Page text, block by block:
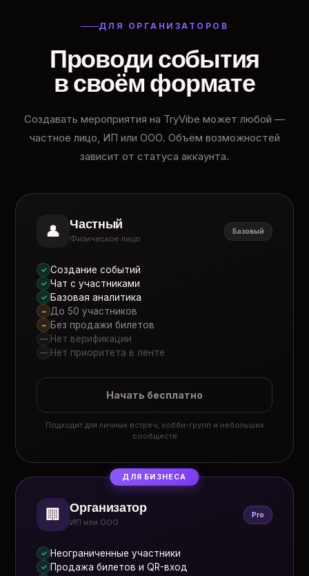
ДЛЯ ОРГАНИЗАТОРОВ
Проводи события
в своём формате
Создавать мероприятия на TryVibe может любой —
частное лицо, ИП или ООО. Объём возможностей
зависит от статуса аккаунта.
👤 Частный
Физическое лицо
Базовый
✓ Создание событий
✓ Чат с участниками
✓ Базовая аналитика
~ До 50 участников
~ Без продажи билетов
— Нет верификации
— Нет приоритета в ленте
Начать бесплатно
Подходит для личных встреч, хобби-групп и небольших
сообществ
ДЛЯ БИЗНЕСА
🏢 Организатор
ИП или ООО
Pro
✓ Неограниченные участники
✓ Продажа билетов и QR-вход